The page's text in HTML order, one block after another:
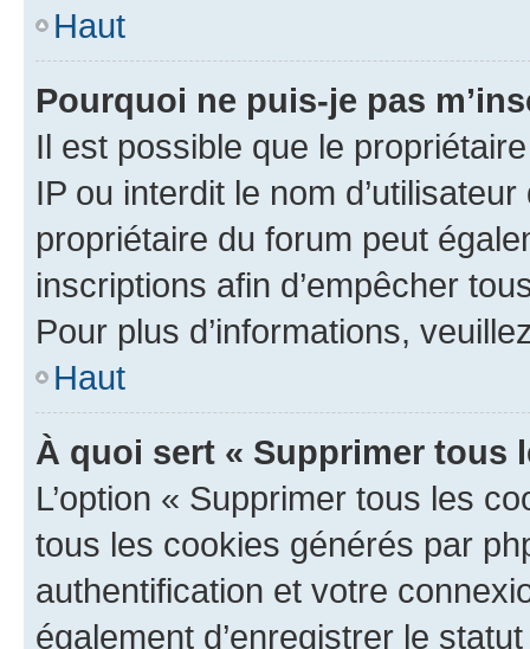
Haut
Pourquoi ne puis-je pas
Il est possible que le
IP ou interdit le nom
propriétaire du forum peut
inscriptions afin d’empêcher
Pour plus d’informations,
Haut
À quoi sert « Supprimer tous
L’option « Supprimer tous les
tous les cookies générés par
authentification et votre
également d’enregistrer le